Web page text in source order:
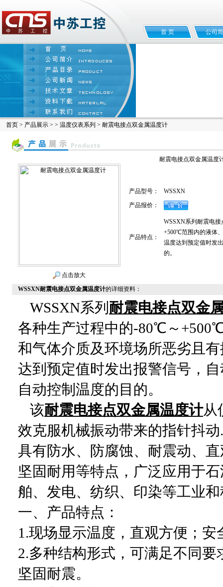
首 页 公司
首页 > 产品展示 > > 温度仪表系列 > 耐震电接点双金属温度计
耐震电接点双金属温度
点击放大
产品型号：
WSSXN
产品报价：
产品特点：
WSSXN系列耐震电
+500℃范围内的液体
温度达到预定值时发
的。
WSSXN耐震电接点双金属温度计的详细资料：
WSSXN系列 耐震电接点双金
各种生产过程中的-80℃～
和气体介质及环境场所恶劣且
达到预定值时发出报警信号，
自动控制温度的目的。
该耐震电接点双金属温度计从
效克服机械振动带来的指针抖
具有防水、防腐蚀、耐震动、
坚固耐用等特点，广泛应用于
舶、发电、纺织、印染等工业
一、产品特点：
1.现场显示温度，直观方便；安
2.多种结构形式，可满足不同
坚固耐震。